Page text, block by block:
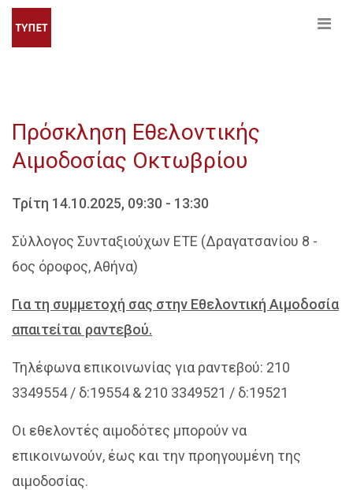
Πρόσκληση Εθελοντικής
Αιμοδοσίας Οκτωβρίου
Τρίτη 14.10.2025, 09:30 - 13:30
Σύλλογος Συνταξιούχων ΕΤΕ (Δραγατσανίου 8 -
6ος όροφος, Αθήνα)
Για τη συμμετοχή σας στην Εθελοντική Αιμοδοσία
απαιτείται ραντεβού.
Τηλέφωνα επικοινωνίας για ραντεβού: 210
3349554 / δ:19554 & 210 3349521 / δ:19521
Οι εθελοντές αιμοδότες μπορούν να
επικοινωνούν, έως και την προηγουμένη της
αιμοδοσίας.